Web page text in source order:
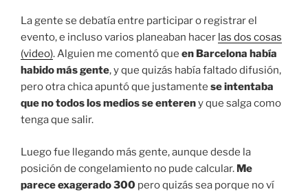
La gente se debatía entre participar o registrar el
evento, e incluso varios planeaban hacer las dos cosas
(video). Alguien me comentó que en Barcelona había
habido más gente, y que quizás había faltado difusión,
pero otra chica apuntó que justamente se intentaba
que no todos los medios se entereny que salga como
tenga que salir.
Luego fue llegando más gente, aunque desde la
posición de congelamiento no pude calcular. Me
parece exagerado 300 pero quizás sea porque no ví